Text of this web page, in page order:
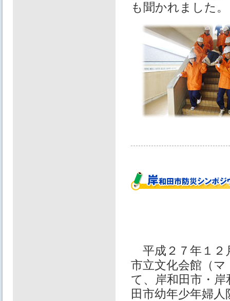
も聞かれました。
平成２７年１２
市立文化会館（
て、岸和田市・
田市幼年少年婦